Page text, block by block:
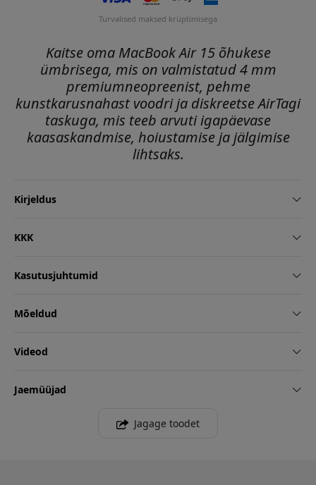
Turvalised maksed krüptimisega
Kaitse oma MacBook Air 15 õhukese
ümbrisega, mis on valmistatud 4 mm
premiumneopreenist, pehme
kunstkarusnahast voodri ja diskreetse AirTagi
taskuga, mis teeb arvuti igapäevase
kaasaskandmise, hoiustamise ja jälgimise
lihtsaks.
Kirjeldus
KKK
Kasutusjuhtumid
Mõeldud
Videod
Jaemüüjad
Jagage toodet